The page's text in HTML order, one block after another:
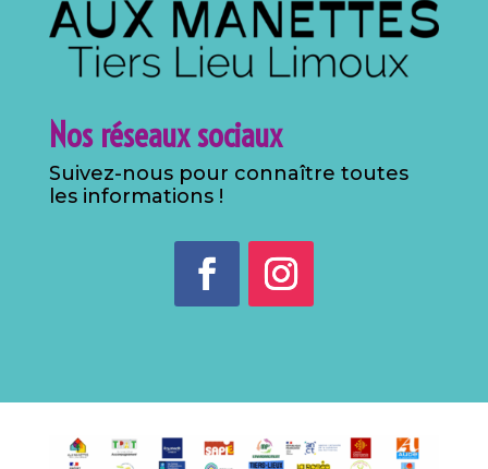
Nos réseaux sociaux
Suivez-nous pour connaître toutes
les informations !